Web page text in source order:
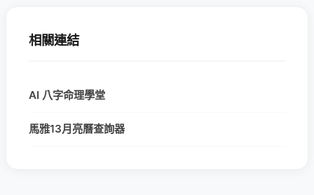
相關連結
AI 八字命理學堂
馬雅13月亮曆查詢器